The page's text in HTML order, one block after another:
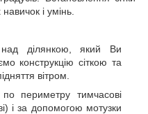
і умінь.
над ділянкою, який Ви
конструкцію сіткою та
вітром.
периметру тимчасові
і за допомогою мотузки